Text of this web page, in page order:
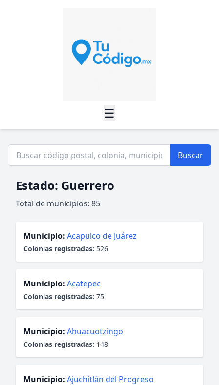
☰
Buscar
Estado: Guerrero
Total de municipios: 85
Municipio: Acapulco de Juárez
Colonias registradas: 526
Municipio: Acatepec
Colonias registradas: 75
Municipio: Ahuacuotzingo
Colonias registradas: 148
Municipio: Ajuchitlán del Progreso